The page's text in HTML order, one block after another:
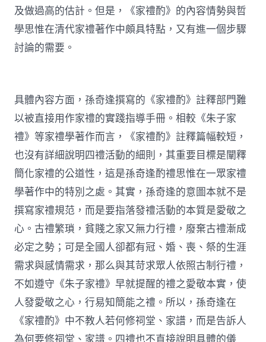
及做過高的估計。但是，《家禮酌》的內容情勢與哲
學思惟在清代家禮著作中頗具特點，又有進一個步驟
討論的需要。
具體內容方面，孫奇逢撰寫的《家禮酌》註釋部門難
以被直接用作家禮的實踐指導手冊。相較《朱子家
禮》等家禮學著作而言，《家禮酌》註釋篇幅較短，
也沒有詳細說明四禮活動的細則，其重要目標是闡釋
簡化家禮的公道性，這是孫奇逢酌禮思惟在一眾家禮
學著作中的特別之處。其實，孫奇逢的意圖本就不是
撰寫家禮規范，而是要指落發禮活動的本質是愛敬之
心。古禮繁瑣，貧賤之家又無力行禮，廢棄古禮漸成
必定之勢；可是全國人卻都有冠、婚、喪、祭的生涯
需求與感情需求，那么與其苛求眾人依照古制行禮，
不如遵守《朱子家禮》早就提醒的禮之愛敬本實，使
人發愛敬之心，行易知簡能之禮。所以，孫奇逢在
《家禮酌》中不教人若何修祠堂、家譜，而是告訴人